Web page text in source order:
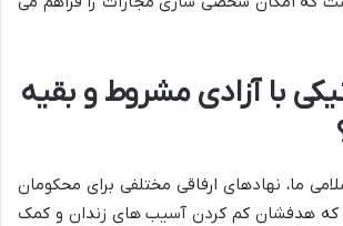
با آزادی مشروط و بقیه
ما، نهادهای ارفاقی مختلفی برای محکومان
هدفشان کم کردن آسیب های زندان و کمک